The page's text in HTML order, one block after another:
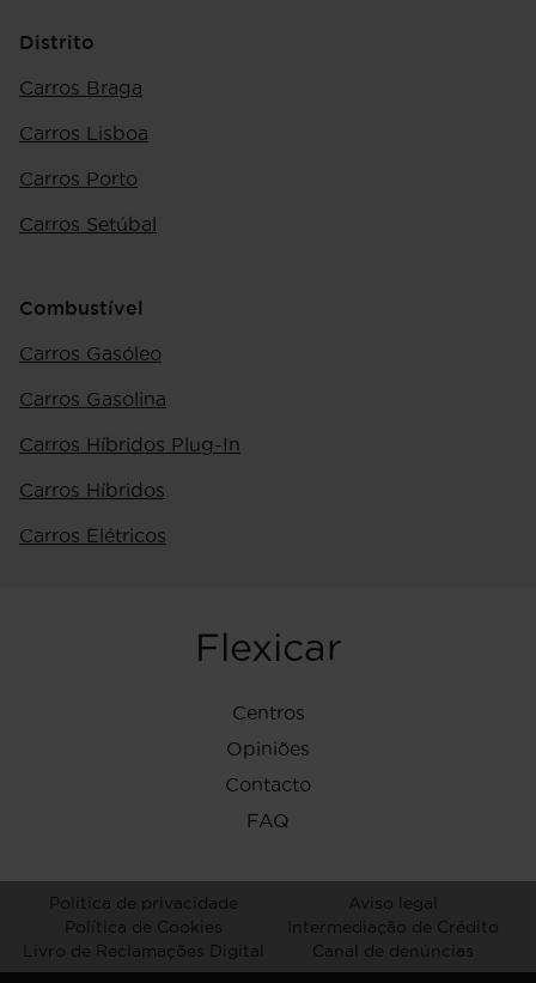
Distrito
Carros Braga
Carros Lisboa
Carros Porto
Carros Setúbal
Combustível
Carros Gasóleo
Carros Gasolina
Carros Híbridos Plug-In
Carros Híbridos
Carros Elétricos
Flexicar
Centros
Opiniões
Contacto
FAQ
Politica de privacidade
Aviso legal
Política de Cookies
Intermediação de Crédito
Livro de Reclamações Digital
Canal de denúncias